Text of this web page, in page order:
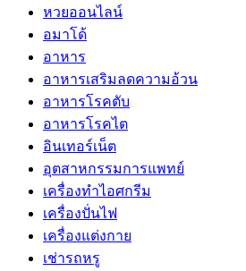
หวยออนไลน์
อมาโด้
อาหาร
อาหารเสริมลดความอ้วน
อาหารโรคตับ
อาหารโรคไต
อินเทอร์เน็ต
อุตสาหกรรมการแพทย์
เครื่องทำไอศกรีม
เครื่องปั่นไฟ
เครื่องแต่งกาย
เช่ารถหรู